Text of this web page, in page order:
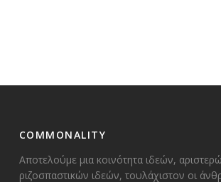
COMMONALITY
Αποτελούμε μια κοινότητα ιδεών,
ριζοσπαστικών ιδεών, τουλάχιστον οι